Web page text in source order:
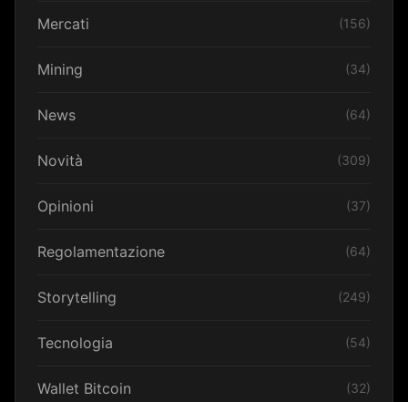
Mercati (156)
Mining (34)
News (64)
Novità (309)
Opinioni (37)
Regolamentazione (64)
Storytelling (249)
Tecnologia (54)
Wallet Bitcoin (32)